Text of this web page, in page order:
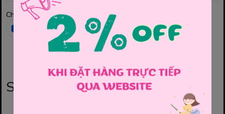
Chia sẻ
Sản phẩm liên quan